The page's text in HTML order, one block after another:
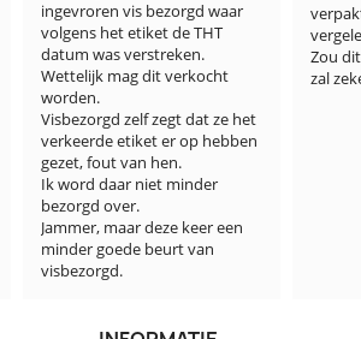
ingevroren vis bezorgd waar
volgens het etiket de THT
datum was verstreken.
Wettelijk mag dit verkocht
worden.
Visbezorgd zelf zegt dat ze het
verkeerde etiket er op hebben
gezet, fout van hen.
Ik word daar niet minder
bezorgd over.
Jammer, maar deze keer een
minder goede beurt van
visbezorgd.
verpakt en
vergeleken
Zou dit
zal zeker